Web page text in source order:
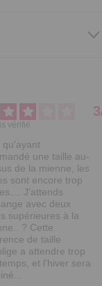
3
vérifié
qu'ayant
une taille au-
de la mienne, les
sont encore trop
J'attends
avec deux
supérieures à la
? Cette
de taille
a attendre trop
et l'hiver sera